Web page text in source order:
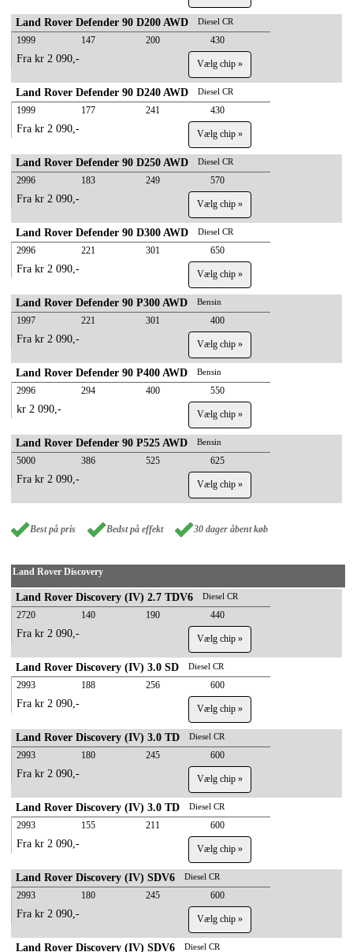
Land Rover Defender 90 D200 AWD Diesel CR
1999 147 200 430
Fra kr 2 090,- Vælg chip »
Land Rover Defender 90 D240 AWD Diesel CR
1999 177 241 430
Fra kr 2 090,- Vælg chip »
Land Rover Defender 90 D250 AWD Diesel CR
2996 183 249 570
Fra kr 2 090,- Vælg chip »
Land Rover Defender 90 D300 AWD Diesel CR
2996 221 301 650
Fra kr 2 090,- Vælg chip »
Land Rover Defender 90 P300 AWD Bensin
1997 221 301 400
Fra kr 2 090,- Vælg chip »
Land Rover Defender 90 P400 AWD Bensin
2996 294 400 550
kr 2 090,- Vælg chip »
Land Rover Defender 90 P525 AWD Bensin
5000 386 525 625
Fra kr 2 090,- Vælg chip »
Best på pris Bedst på effekt 30 dager åbent køb
Land Rover Discovery
Land Rover Discovery (IV) 2.7 TDV6 Diesel CR
2720 140 190 440
Fra kr 2 090,- Vælg chip »
Land Rover Discovery (IV) 3.0 SD Diesel CR
2993 188 256 600
Fra kr 2 090,- Vælg chip »
Land Rover Discovery (IV) 3.0 TD Diesel CR
2993 180 245 600
Fra kr 2 090,- Vælg chip »
Land Rover Discovery (IV) 3.0 TD Diesel CR
2993 155 211 600
Fra kr 2 090,- Vælg chip »
Land Rover Discovery (IV) SDV6 Diesel CR
2993 180 245 600
Fra kr 2 090,- Vælg chip »
Land Rover Discovery (IV) SDV6 Diesel CR